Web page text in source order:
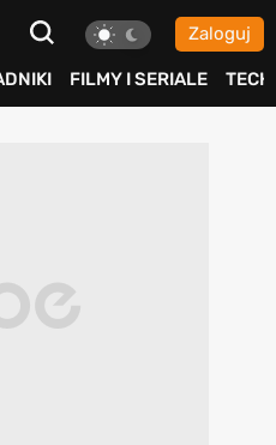
Zaloguj
FILMY I SERIALE TECH